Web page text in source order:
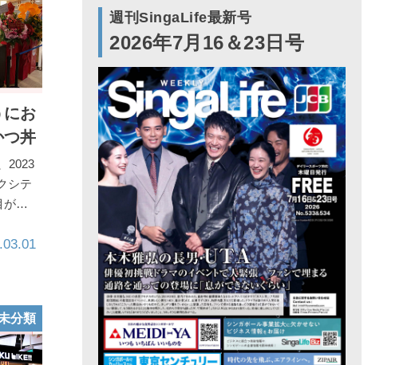
にお
丼
2023
シテ
が…
分類
週刊SingaLife最新号
2026年7月16＆23日号